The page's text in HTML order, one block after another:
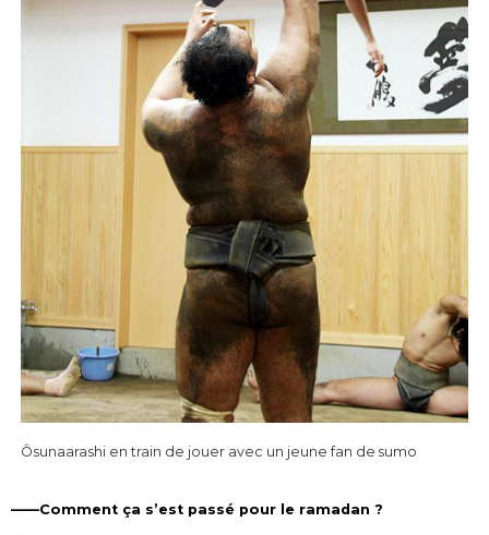
Ôsunaarashi en train de jouer avec un jeune fan de sumo
——Comment ça s’est passé pour le ramadan ?